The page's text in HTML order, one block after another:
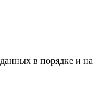
в порядке и